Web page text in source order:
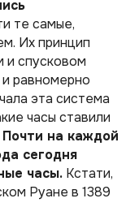
те самые,
Их принцип
и спусковом
равномерно
эта система
часы ставили
Почти на каждой
сегодня
часы. Кстати,
Руане в 1389